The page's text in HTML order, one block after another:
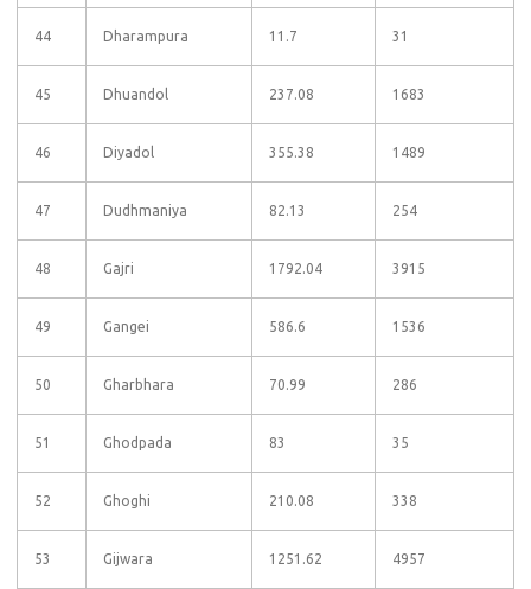
44 Dharampura 11.7 31
45 Dhuandol 237.08 1683
46 Diyadol 355.38 1489
47 Dudhmaniya 82.13 254
48 Gajri 1792.04 3915
49 Gangei 586.6 1536
50 Gharbhara 70.99 286
51 Ghodpada 83 35
52 Ghoghi 210.08 338
53 Gijwara 1251.62 4957